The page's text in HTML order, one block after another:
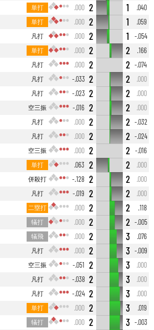
単打 .000 2 1
.040
単打 .000 2 1
.059
凡打 .000 2 1
-.054
単打 .000 2 2
.166
凡打 .000 2 2 -.074
凡打 -.033 2 2
.000
凡打 -.023 2 2
.000
空三振 -.016 2 2
.000
凡打 .000 2 2 -.032
凡打 .000 2 2 -.024
空三振 .000 2 2
-.016
単打 .063 2 2
.000
併殺打 -.128 2 2
.000
凡打 -.019 2 2
.000
二塁打 .000 2 2
.118
犠打 .000 2 2 -.005
犠飛 .000 2 3
.076
凡打 .000 2 3 -.009
空三振 -.051 2 3
.000
凡打 -.038 2 3
.000
凡打 -.024 2 3
.000
単打 .000 2 3
.019
犠打 .000 2 3 -.003